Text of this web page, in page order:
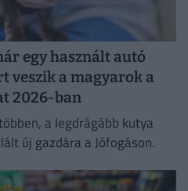
egy használt autó
veszik a magyarok a
2026-ban
a legdrágább kutya
új gazdára a Jófogáson.